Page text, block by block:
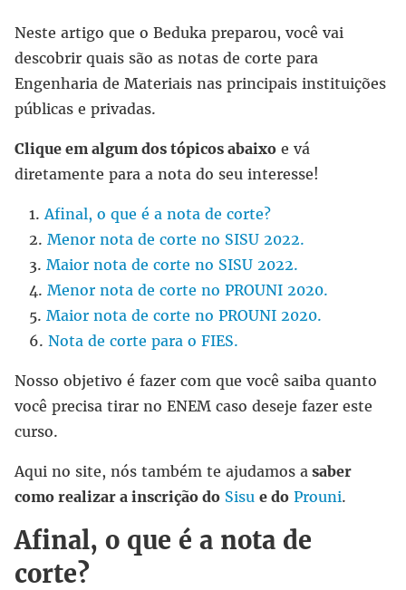
Neste artigo que o Beduka preparou, você vai
descobrir quais são as notas de corte para
Engenharia de Materiais nas principais instituições
públicas e privadas.
Clique em algum dos tópicos abaixo e vá
diretamente para a nota do seu interesse!
Afinal, o que é a nota de corte?
Menor nota de corte no SISU 2022.
Maior nota de corte no SISU 2022.
Menor nota de corte no PROUNI 2020.
Maior nota de corte no PROUNI 2020.
Nota de corte para o FIES.
Nosso objetivo é fazer com que você saiba quanto
você precisa tirar no ENEM caso deseje fazer este
curso.
Aqui no site, nós também te ajudamos a saber
como realizar a inscrição do Sisu e do Prouni.
Afinal, o que é a nota de
corte?